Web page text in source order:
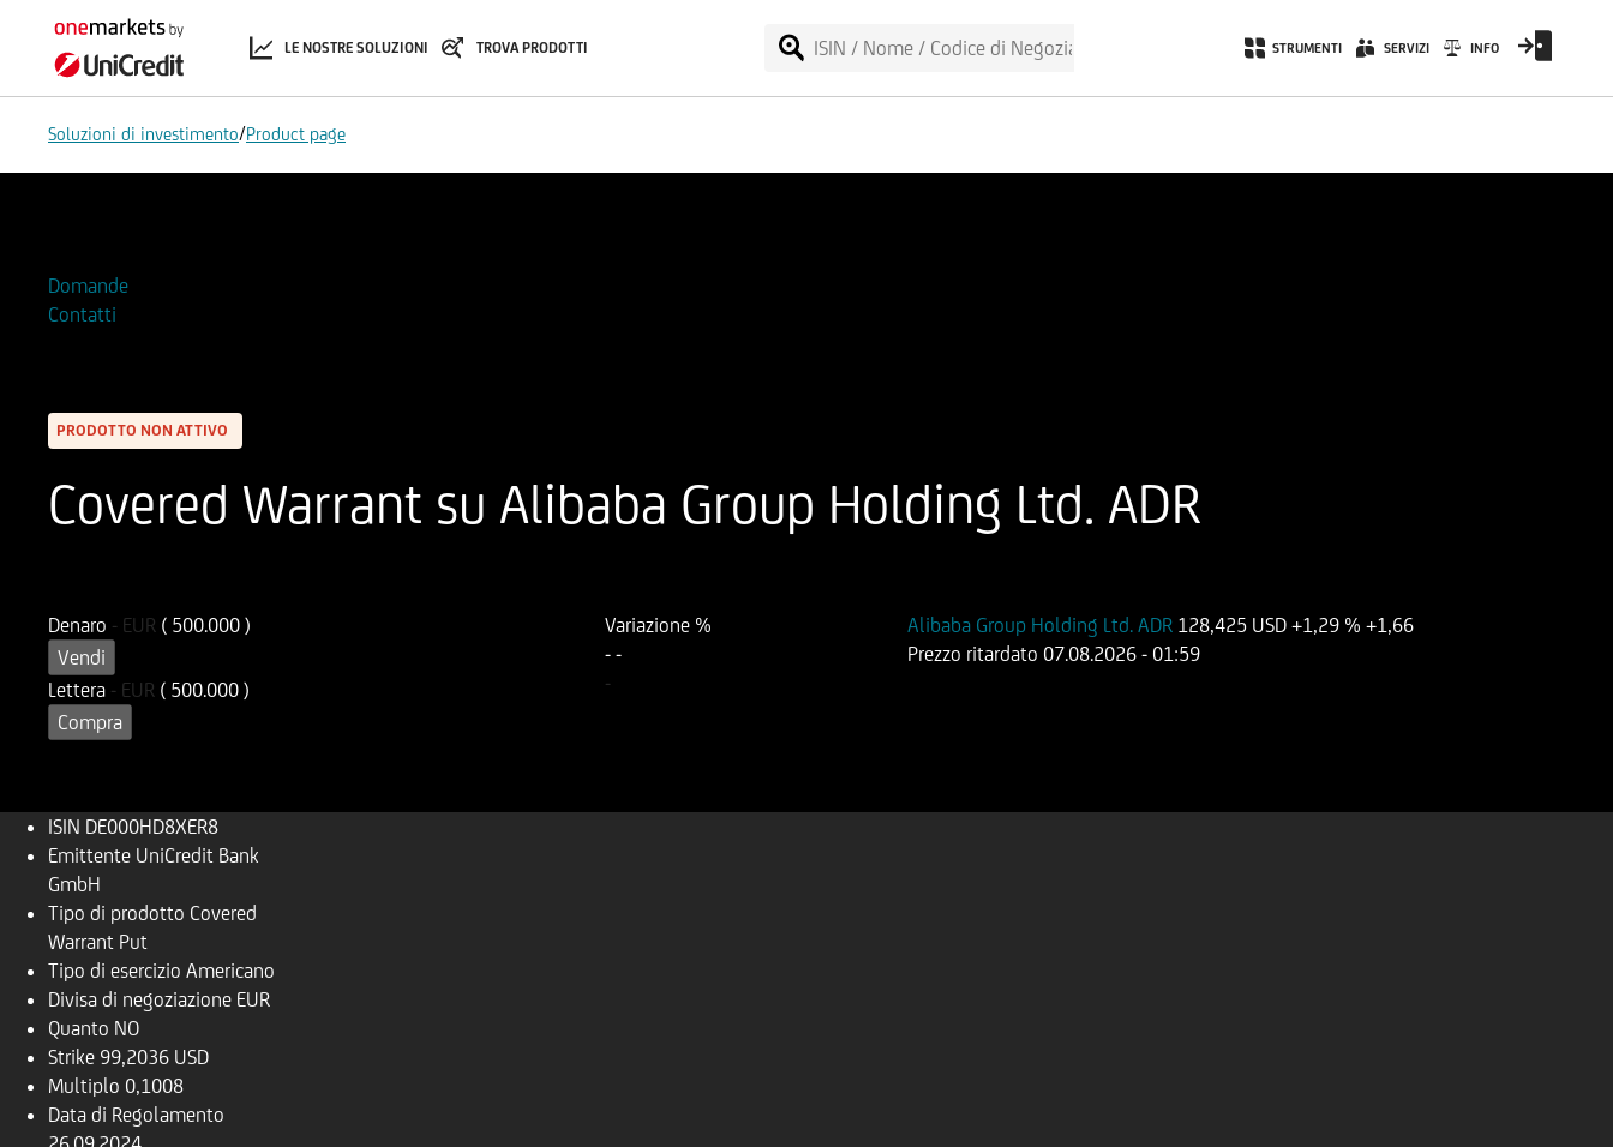
LE NOSTRE SOLUZIONI TROVA PRODOTTI STRUMENTI SERVIZI INFO
Soluzioni di investimento/Product page
Domande
Contatti
PRODOTTO NON ATTIVO
Covered Warrant su Alibaba Group Holding Ltd. ADR
Denaro - EUR ( 500.000 )
Vendi
Lettera - EUR ( 500.000 )
Compra
Variazione %
--
-
Alibaba Group Holding Ltd. ADR 128,425 USD +1,29 %+1,66
Prezzo ritardato 07.08.2026 - 01:59
ISIN DE000HD8XER8
Emittente UniCredit Bank
GmbH
Tipo di prodotto Covered
Warrant Put
Tipo di esercizio Americano
Divisa di negoziazione EUR
Quanto NO
Strike 99,2036 USD
Multiplo 0,1008
Data di Regolamento